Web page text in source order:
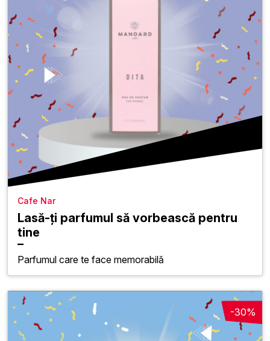
Cafe Nar
Lasă-ți parfumul să vorbească pentru
tine
Parfumul care te face memorabilă
-30%